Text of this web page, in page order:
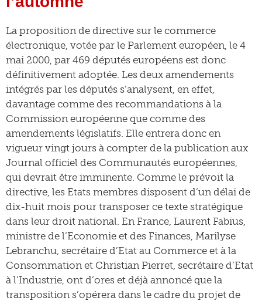
La proposition de directive sur le commerce
électronique, votée par le Parlement européen, le 4
mai 2000, par 469 députés européens est donc
définitivement adoptée. Les deux amendements
intégrés par les députés s’analysent, en effet,
davantage comme des recommandations à la
Commission européenne que comme des
amendements législatifs. Elle entrera donc en
vigueur vingt jours à compter de la publication aux
Journal officiel des Communautés européennes,
qui devrait être imminente. Comme le prévoit la
directive, les Etats membres disposent d’un délai de
dix-huit mois pour transposer ce texte stratégique
dans leur droit national. En France, Laurent Fabius,
ministre de l’Economie et des Finances, Marilyse
Lebranchu, secrétaire d’Etat au Commerce et à la
Consommation et Christian Pierret, secrétaire d’Etat
à l’Industrie, ont d’ores et déjà annoncé que la
transposition s’opérera dans le cadre du projet de